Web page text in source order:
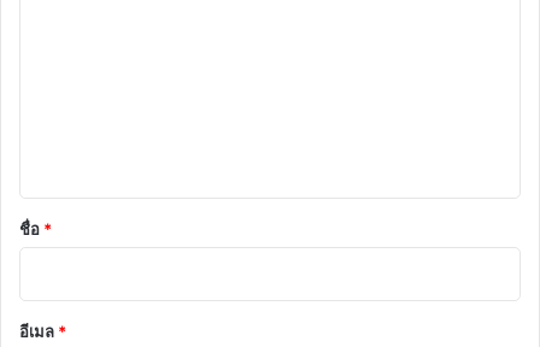
*
ชื่อ *
อีเมล *